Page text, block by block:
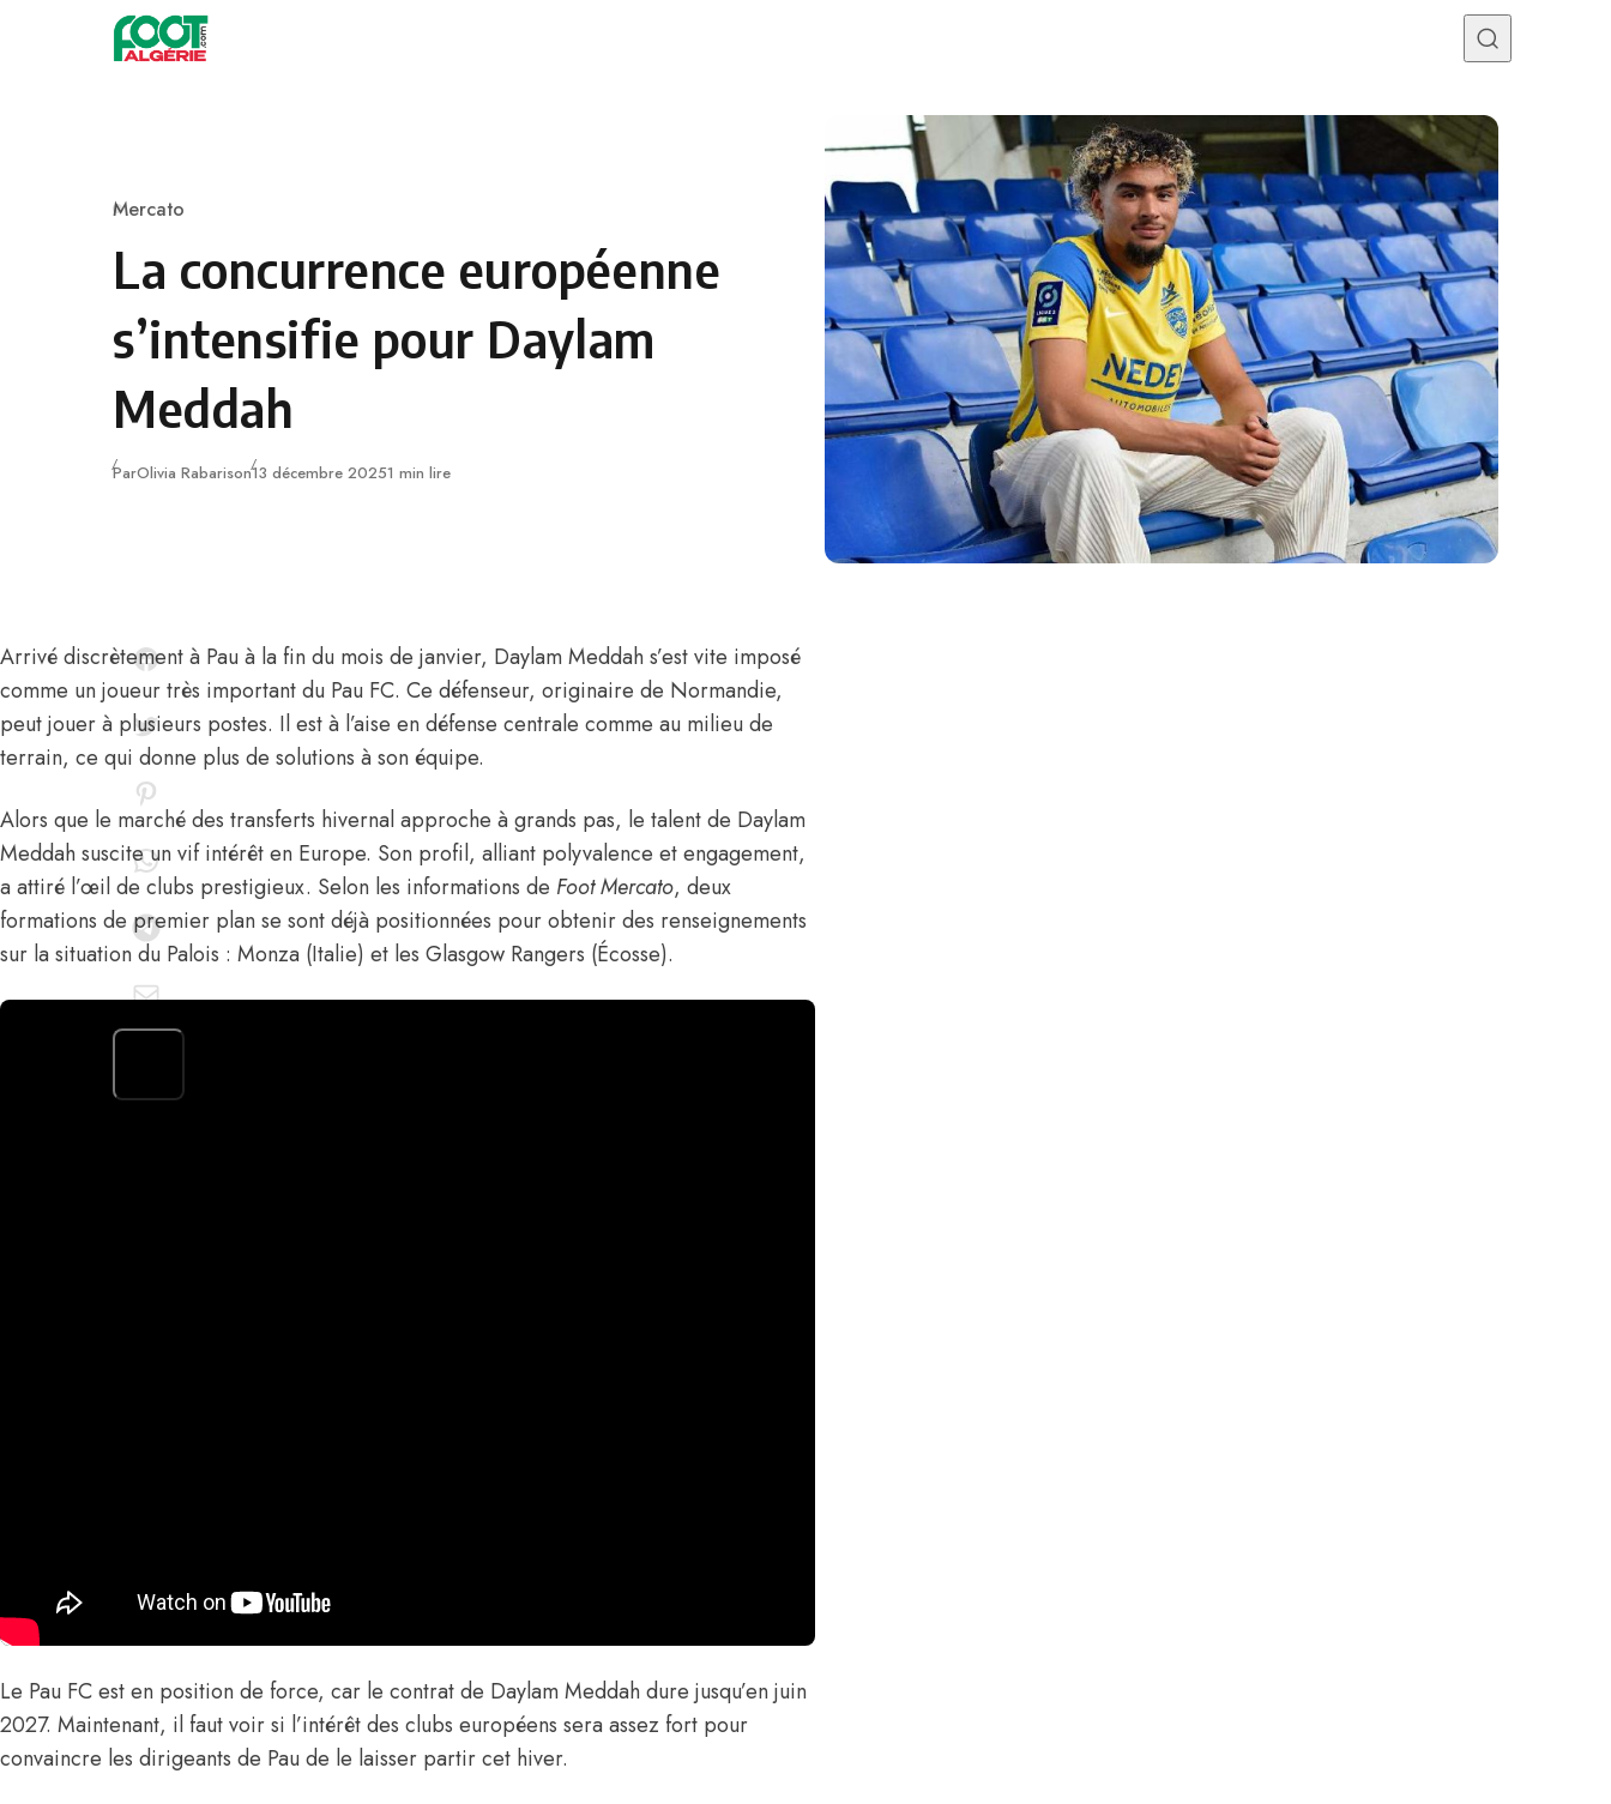
Skip to content
Category
Mercato
La concurrence européenne
s’intensifie pour Daylam
Meddah
ParOlivia RabarisonPublié
13 décembre 20251 min lire
Arrivé discrètement à Pau à la fin du mois de janvier, Daylam Meddah s’est vite imposé
comme un joueur très important du Pau FC. Ce défenseur, originaire de Normandie,
peut jouer à plusieurs postes. Il est à l’aise en défense centrale comme au milieu de
terrain, ce qui donne plus de solutions à son équipe.
Alors que le marché des transferts hivernal approche à grands pas, le talent de Daylam
Meddah suscite un vif intérêt en Europe. Son profil, alliant polyvalence et engagement,
a attiré l’œil de clubs prestigieux. Selon les informations de Foot Mercato, deux
formations de premier plan se sont déjà positionnées pour obtenir des renseignements
sur la situation du Palois : Monza (Italie) et les Glasgow Rangers (Écosse).
Le Pau FC est en position de force, car le contrat de Daylam Meddah dure jusqu’en juin
2027. Maintenant, il faut voir si l’intérêt des clubs européens sera assez fort pour
convaincre les dirigeants de Pau de le laisser partir cet hiver.